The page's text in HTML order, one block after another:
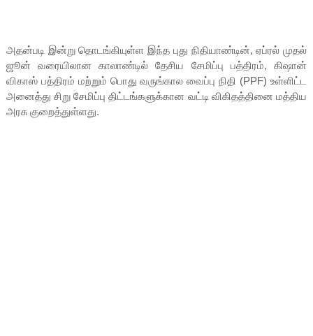
அதன்படி இன்று தொடங்கியுள்ள இந்த புது நிதியாண்டின், ஏப்ரல் முதல்
ஜூன் வரையிலான காலாண்டில் தேசிய சேமிப்பு பத்திரம், கிஷான்
விகாஸ் பத்திரம் மற்றும் பொது வருங்கால வைப்பு நிதி (PPF) உள்ளிட்ட
அனைத்து சிறு சேமிப்பு திட்டங்களுக்கான வட்டி விகிதத்தினை மத்திய
அரசு குறைத்துள்ளது.